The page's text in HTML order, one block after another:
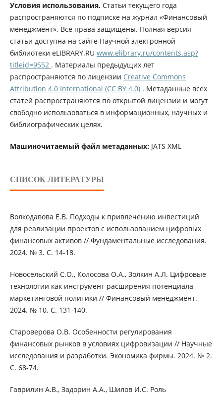
Условия использования.Статьи текущего года
распространяются по подписке на журнал «Финансовый
менеджмент». Все права защищены. Полная версия
статьи доступна на сайте Научной электронной
библиотеки eLIBRARY.RU www.elibrary.ru/contents.asp?
titleid=9552 . Материалы предыдущих лет
распространяются по лицензии Creative Commons
Attribution 4.0 International (CC BY 4.0) . Метаданные всех
статей распространяются по открытой лицензии и могут
свободно использоваться в информационных, научных и
библиографических целях.
Машиночитаемый файл метаданных:JATS XML
СПИСОК ЛИТЕРАТУРЫ
Волкодавова Е.В. Подходы к привлечению инвестиций
для реализации проектов с использованием цифровых
финансовых активов // Фундаментальные исследования.
2024. № 3. С. 14-18.
Новосельский С.О., Колосова О.А., Золкин А.Л. Цифровые
технологии как инструмент расширения потенциала
маркетинговой политики // Финансовый менеджмент.
2024. № 10. С. 131-140.
Староверова О.В. Особенности регулирования
финансовых рынков в условиях цифровизации // Научные
исследования и разработки. Экономика фирмы. 2024. № 2.
С. 68-74.
Гаврилин А.В., Задорин А.А., Шилов И.С. Роль